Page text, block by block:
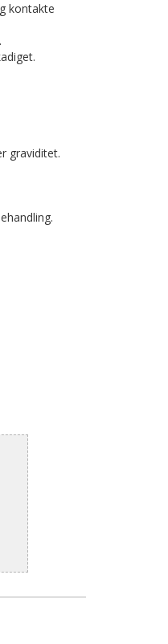
kontakte
graviditet.